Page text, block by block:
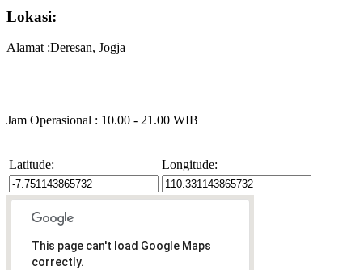
Lokasi:
Alamat :Deresan, Jogja
Jam Operasional : 10.00 - 21.00 WIB
Latitude: Longitude:
This page can't load Google Maps
correctly.